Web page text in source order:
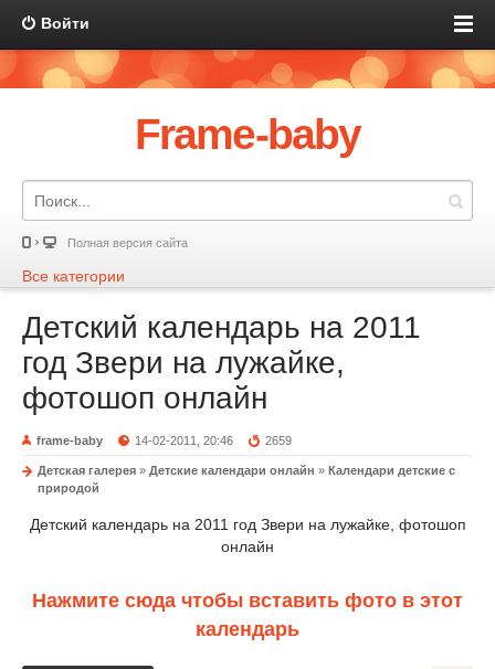
Войти
Frame-baby
Полная версия сайта
Все категории
Детский календарь на 2011
год Звери на лужайке,
фотошоп онлайн
frame-baby 14-02-2011, 20:46 2659
Детская галерея » Детские календари онлайн » Календари детские с
природой
Детский календарь на 2011 год Звери на лужайке, фотошоп
онлайн
Нажмите сюда чтобы вставить фото в этот
календарь